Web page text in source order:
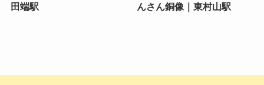
田端駅
んさん銅像｜東村山駅